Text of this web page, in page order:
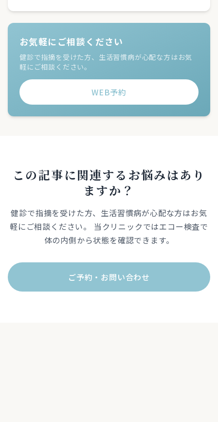
お気軽にご相談ください
健診で指摘を受けた方、生活習慣病が心配な方はお気
軽にご相談ください。
WEB予約
この記事に関連するお悩みはあり
ますか？
健診で指摘を受けた方、生活習慣病が心配な方はお気
軽にご相談ください。 当クリニックではエコー検査で
体の内側から状態を確認できます。
ご予約・お問い合わせ